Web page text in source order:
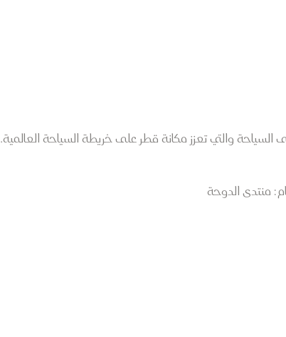
السياحة والتي تعزز مكانة قطر على خريطة السياحة العالمية.
منتدى الدوحة